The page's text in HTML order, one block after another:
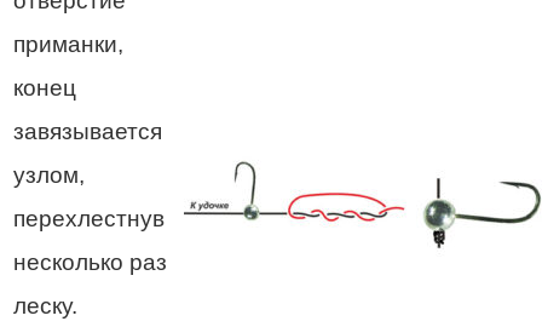
приманки,
конец
завязывается
узлом,
перехлестнув
несколько раз
леску.